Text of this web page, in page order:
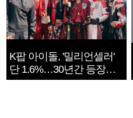
K팝 아이돌, '밀리언셀러'
단 1.6%…30년간 등장
1182개팀 전수조사